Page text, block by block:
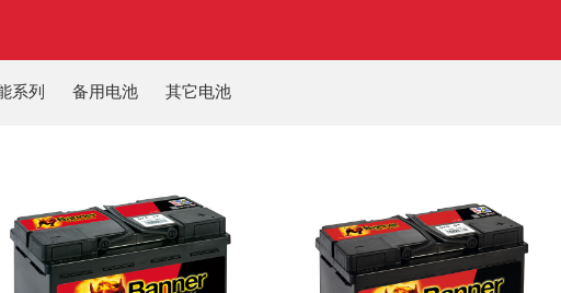
系列 备用电池 其它电池